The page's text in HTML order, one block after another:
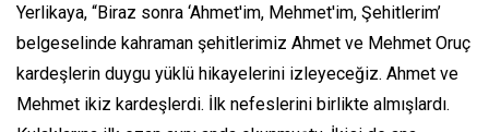
Yerlikaya, “Biraz sonra ‘Ahmet'im, Mehmet'im, Şehitlerim’
belgeselinde kahraman şehitlerimiz Ahmet ve Mehmet Oruç
kardeşlerin duygu yüklü hikayelerini izleyeceğiz. Ahmet ve
Mehmet ikiz kardeşlerdi. İlk nefeslerini birlikte almışlardı.